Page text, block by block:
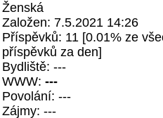
Ženská
Založen: 7.5.2021 14:26
Příspěvků: 11 [0.01% ze
příspěvků za den]
Bydliště: ---
WWW: ---
Povolání: ---
Zájmy: ---